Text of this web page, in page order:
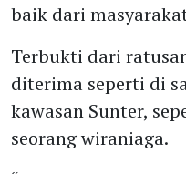
baik dari
Terbukti dari
diterima seperti di
kawasan Sunter,
seorang wiraniaga.